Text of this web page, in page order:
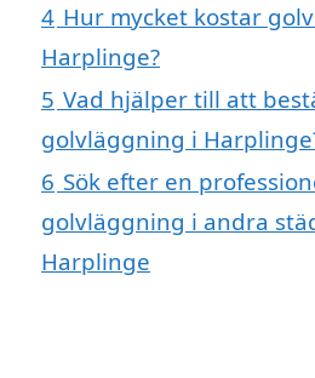
4 Hur mycket kostar
Harplinge?
5 Vad hjälper till att
golvläggning i
6 Sök efter en
golvläggning i andra
Harplinge